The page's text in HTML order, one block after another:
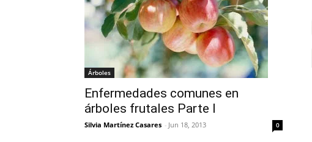
Árboles
Enfermedades comunes en
árboles frutales Parte I
Silvia Martínez Casares - Jun 18, 2013 0